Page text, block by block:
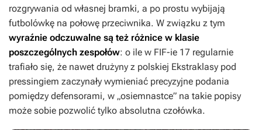
rozgrywania od własnej bramki, a po prostu wybijają
futbolówkę na połowę przeciwnika. W związku z tym
wyraźnie odczuwalne są też różnice w klasie
poszczególnych zespołów: o ile w FIF-ie 17 regularnie
trafiało się, że nawet drużyny z polskiej Ekstraklasy pod
pressingiem zaczynały wymieniać precyzyjne podania
pomiędzy defensorami, w „osiemnastce” na takie popisy
może sobie pozwolić tylko absolutna czołówka.